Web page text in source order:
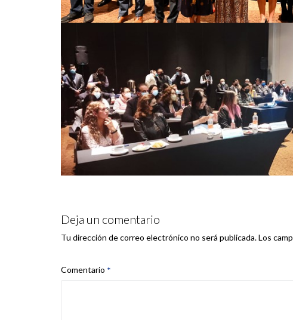
Deja un comentario
Tu dirección de correo electrónico no será publicada.Los
Comentario *